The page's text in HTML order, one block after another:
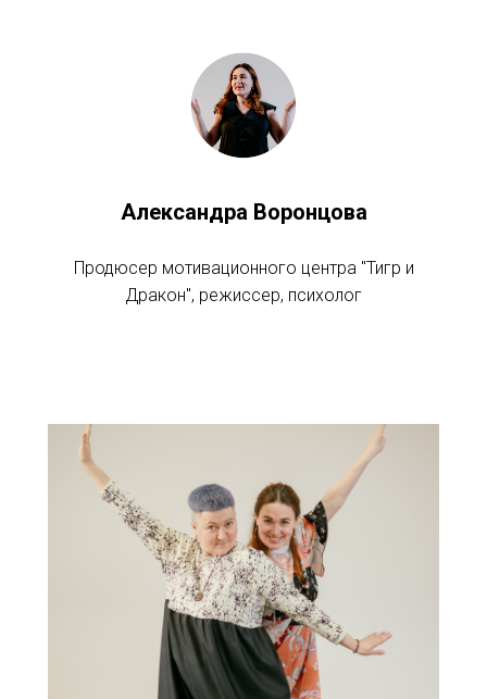
Александра Воронцова
Продюсер мотивационного центра "Тигр и
Дракон", режиссер, психолог